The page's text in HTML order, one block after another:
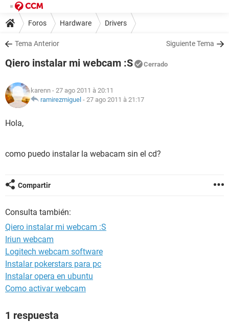
Foros Hardware Drivers
Tema Anterior Siguiente Tema
Qiero instalar mi webcam :S Cerrado
karenn - 27 ago 2011 à 20:11
ramirezmiguel - 27 ago 2011 à 21:17
Hola,
como puedo instalar la webacam sin el cd?
Compartir
Consulta también:
Qiero instalar mi webcam :S
Iriun webcam
Logitech webcam software
Instalar pokerstars para pc
Instalar opera en ubuntu
Como activar webcam
1 respuesta